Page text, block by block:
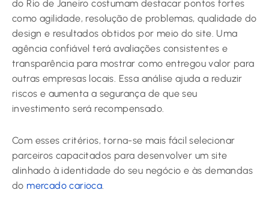
do Rio de Janeiro costumam destacar pontos fortes
como agilidade, resolução de problemas, qualidade do
design e resultados obtidos por meio do site. Uma
agência confiável terá avaliações consistentes e
transparência para mostrar como entregou valor para
outras empresas locais. Essa análise ajuda a reduzir
riscos e aumenta a segurança de que seu
investimento será recompensado.
Com esses critérios, torna-se mais fácil selecionar
parceiros capacitados para desenvolver um site
alinhado à identidade do seu negócio e às demandas
do mercado carioca.